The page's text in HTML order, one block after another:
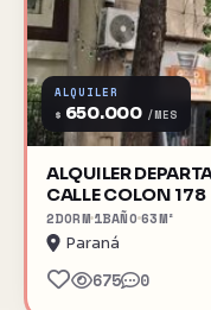
ALQUILER
$ 650.000 /MES
ALQUILER
CALLE COLON 178
2DORM 1BAÑO63M²
Paraná
675 0